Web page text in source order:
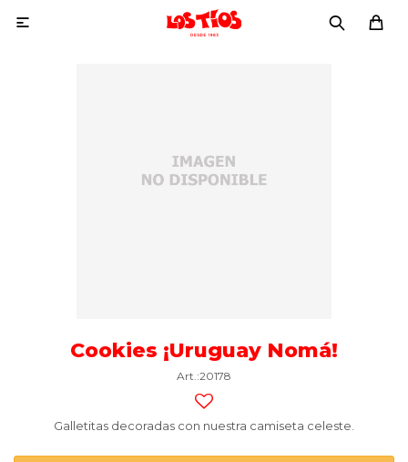

Cookies ¡Uruguay Nomá!
20178
Galletitas decoradas con nuestra camiseta celeste.